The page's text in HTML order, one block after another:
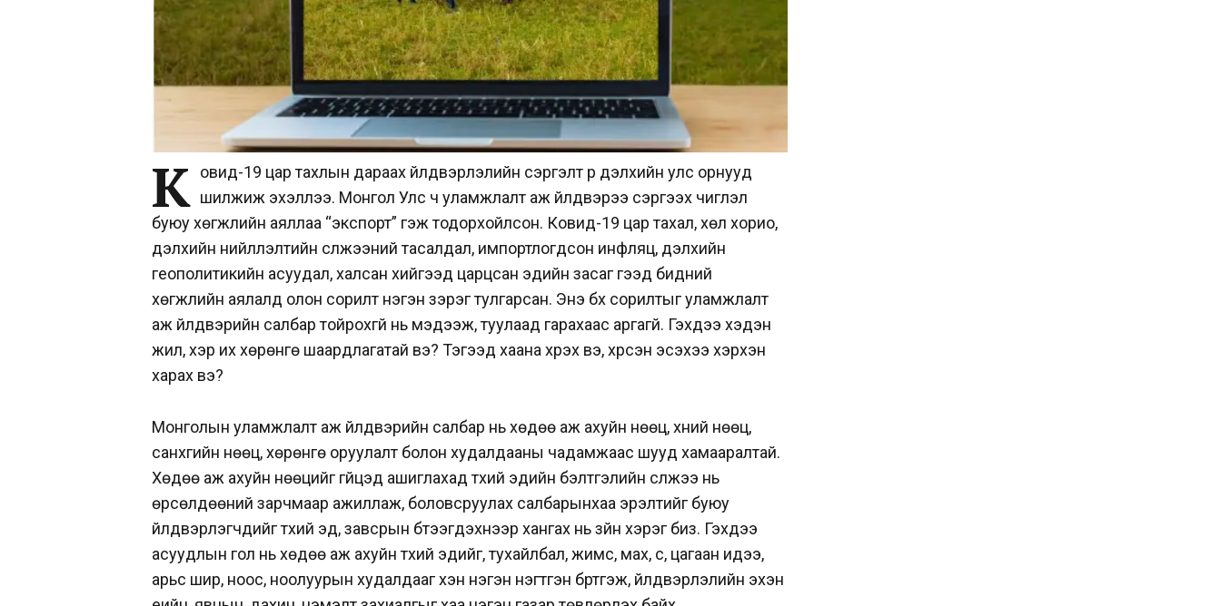
К овид-19 цар тахлын дараах үйлдвэрлэлийн сэргэлт рүү дэлхийн улс орнууд
шилжиж эхэллээ. Монгол Улс ч уламжлалт аж үйлдвэрээ сэргээх чиглэл
буюу хөгжлийн аяллаа “экспорт” гэж тодорхойлсон. Ковид-19 цар тахал, хөл хорио,
дэлхийн нийлүүлэлтийн сүлжээний тасалдал, импортлогдсон инфляц, дэлхийн
геополитикийн асуудал, халсан хийгээд царцсан эдийн засаг гээд бидний
хөгжлийн аялалд олон сорилт нэгэн зэрэг тулгарсан. Энэ бүх сорилтыг уламжлалт
аж үйлдвэрийн салбар тойрохгүй нь мэдээж, туулаад гарахаас аргагүй. Гэхдээ хэдэн
жил, хэр их хөрөнгө шаардлагатай вэ? Тэгээд хаана хүрэх вэ, хүрсэн эсэхээ хэрхэн
харах вэ?
Монголын уламжлалт аж үйлдвэрийн салбар нь хөдөө аж ахуйн нөөц, хүний нөөц,
санхүүгийн нөөц, хөрөнгө оруулалт болон худалдааны чадамжаас шууд хамааралтай.
Хөдөө аж ахуйн нөөцийг гүйцэд ашиглахад түүхий эдийн бэлтгэлийн сүлжээ нь
өрсөлдөөний зарчмаар ажиллаж, боловсруулах салбарынхаа эрэлтийг буюу
үйлдвэрлэгчдийг түүхий эд, завсрын бүтээгдэхүүнээр хангах нь зүйн хэрэг биз. Гэхдээ
асуудлын гол нь хөдөө аж ахуйн түүхий эдийг, тухайлбал, жимс, мах, сүү, цагаан идээ,
арьс шир, ноос, ноолуурын худалдааг хэн нэгэн нэгтгэн бүртгэж, үйлдвэрлэлийн эхэн